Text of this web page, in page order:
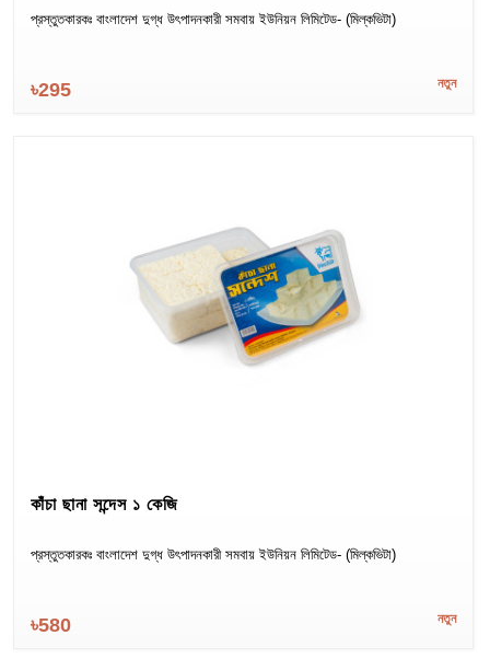
প্রস্তুতকারকঃ বাংলাদেশ দুগ্ধ উৎপাদনকারী সমবায় ইউনিয়ন লিমিটেড- (মিল্কভিটা)
৳295 নতুন
কাঁচা ছানা সন্দেস ১ কেজি
প্রস্তুতকারকঃ বাংলাদেশ দুগ্ধ উৎপাদনকারী সমবায় ইউনিয়ন লিমিটেড- (মিল্কভিটা)
৳580 নতুন